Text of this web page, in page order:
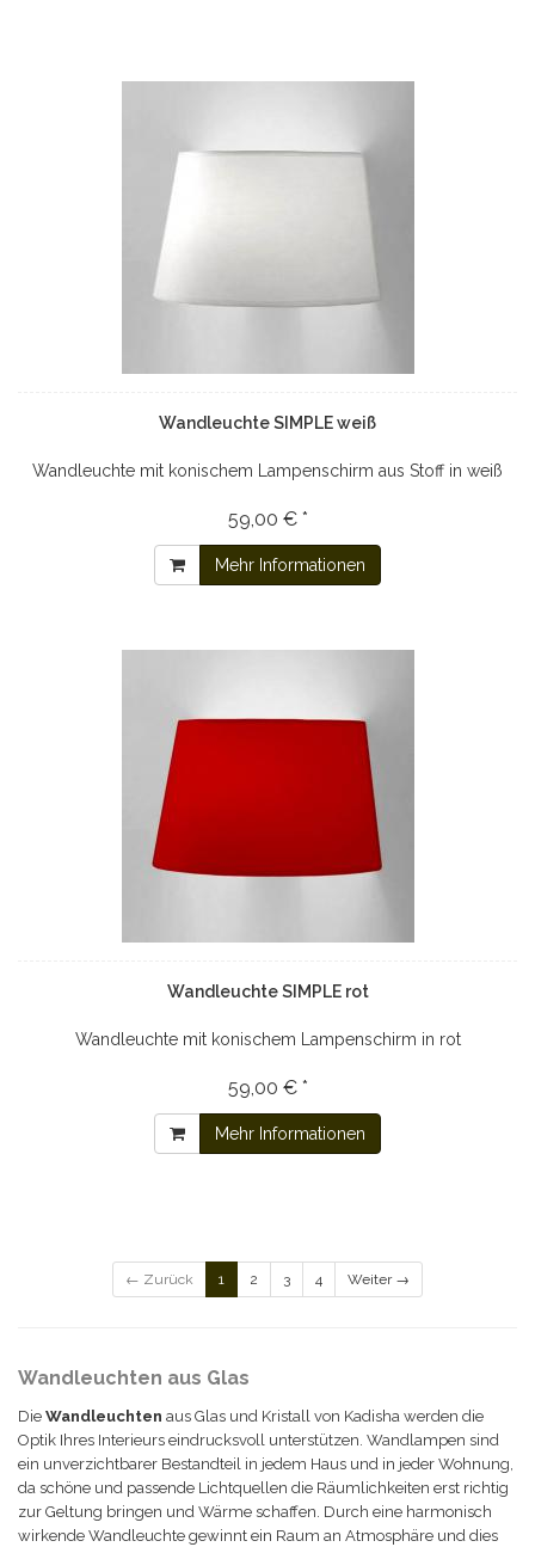
Wandleuchte SIMPLE weiß
Wandleuchte mit konischem Lampenschirm aus Stoff in weiß
59,00 € *
Mehr Informationen
Wandleuchte SIMPLE rot
Wandleuchte mit konischem Lampenschirm in rot
59,00 € *
Mehr Informationen
← Zurück 1 2 3 4 Weiter →
Wandleuchten aus Glas
Die Wandleuchten aus Glas und Kristall von Kadisha werden die
Optik Ihres Interieurs eindrucksvoll unterstützen. Wandlampen sind
ein unverzichtbarer Bestandteil in jedem Haus und in jeder Wohnung,
da schöne und passende Lichtquellen die Räumlichkeiten erst richtig
zur Geltung bringen und Wärme schaffen. Durch eine harmonisch
wirkende Wandleuchte gewinnt ein Raum an Atmosphäre und dies